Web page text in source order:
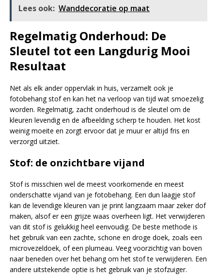
Lees ook: Wanddecoratie op maat
Regelmatig Onderhoud: De
Sleutel tot een Langdurig Mooi
Resultaat
Net als elk ander oppervlak in huis, verzamelt ook je
fotobehang stof en kan het na verloop van tijd wat smoezelig
worden. Regelmatig, zacht onderhoud is de sleutel om de
kleuren levendig en de afbeelding scherp te houden. Het kost
weinig moeite en zorgt ervoor dat je muur er altijd fris en
verzorgd uitziet.
Stof: de onzichtbare vijand
Stof is misschien wel de meest voorkomende en meest
onderschatte vijand van je fotobehang. Een dun laagje stof
kan de levendige kleuren van je print langzaam maar zeker dof
maken, alsof er een grijze waas overheen ligt. Het verwijderen
van dit stof is gelukkig heel eenvoudig. De beste methode is
het gebruik van een zachte, schone en droge doek, zoals een
microvezeldoek, of een plumeau. Veeg voorzichtig van boven
naar beneden over het behang om het stof te verwijderen. Een
andere uitstekende optie is het gebruik van je stofzuiger.